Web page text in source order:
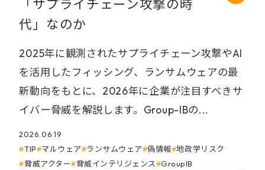
「サプライチェーン攻撃の時
代」なのか
2025年に観測されたサプライチェーン攻撃やAI
を活用したフィッシング、ランサムウェアの最
新動向をもとに、2026年に企業が注目すべきサ
イバー脅威を解説します。Group-IBの...
2026.06.19
TIP
マルウェア ランサムウェア 偽情報 地政学リスク
脅威アクター
脅威インテリジェンス GroupIB